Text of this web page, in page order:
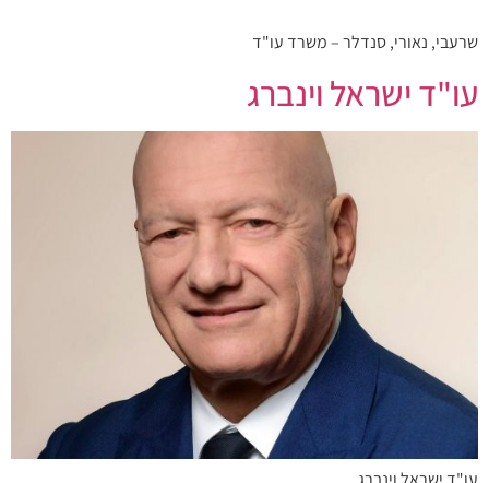
שרעבי, נאורי, סנדלר – משרד עו"ד
עו"ד ישראל וינברג